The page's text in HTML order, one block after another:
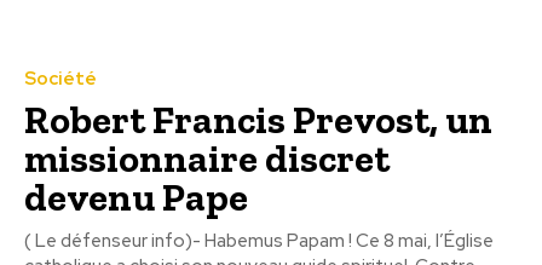
Société
Robert Francis Prevost, un
missionnaire discret
devenu Pape
( Le défenseur info)- Habemus Papam ! Ce 8 mai, l’Église